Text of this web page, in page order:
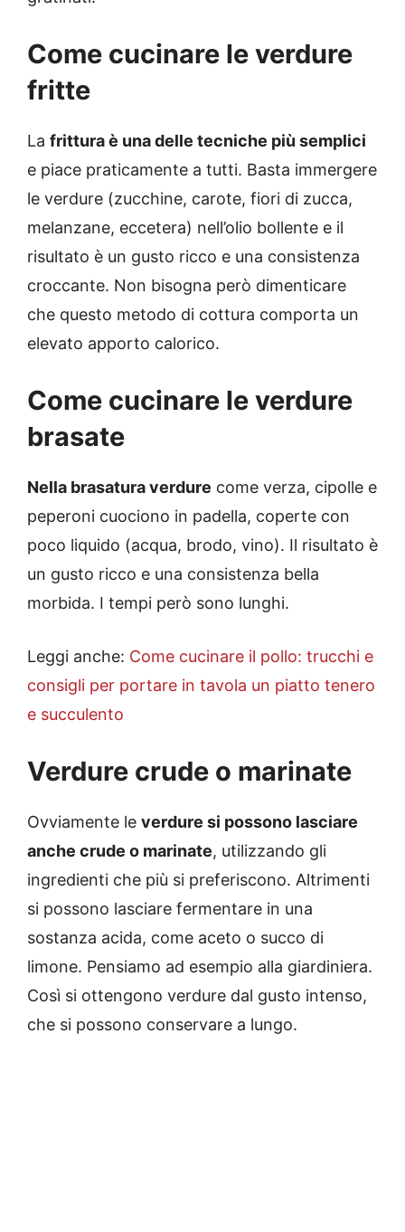
Come cucinare le verdure
fritte
La frittura è una delle tecniche più semplici
e piace praticamente a tutti. Basta immergere
le verdure (zucchine, carote, fiori di zucca,
melanzane, eccetera) nell’olio bollente e il
risultato è un gusto ricco e una consistenza
croccante. Non bisogna però dimenticare
che questo metodo di cottura comporta un
elevato apporto calorico.
Come cucinare le verdure
brasate
Nella brasatura verdure come verza, cipolle e
peperoni cuociono in padella, coperte con
poco liquido (acqua, brodo, vino). Il risultato è
un gusto ricco e una consistenza bella
morbida. I tempi però sono lunghi.
Leggi anche: Come cucinare il pollo: trucchi e
consigli per portare in tavola un piatto tenero
e succulento
Verdure crude o marinate
Ovviamente le verdure si possono lasciare
anche crude o marinate, utilizzando gli
ingredienti che più si preferiscono. Altrimenti
si possono lasciare fermentare in una
sostanza acida, come aceto o succo di
limone. Pensiamo ad esempio alla giardiniera.
Così si ottengono verdure dal gusto intenso,
che si possono conservare a lungo.